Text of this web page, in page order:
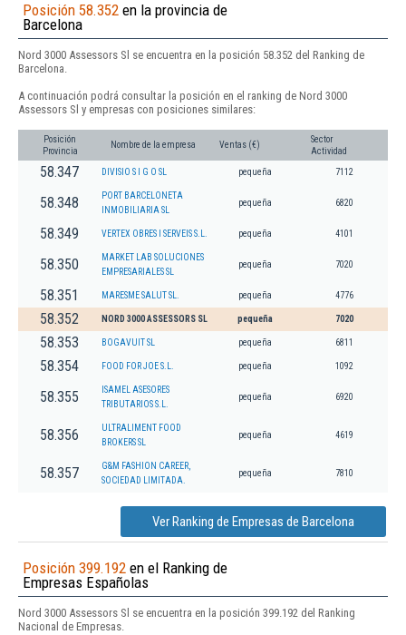
Posición 58.352 en la provincia de
Barcelona
Nord 3000 Assessors Sl se encuentra en la posición 58.352 del Ranking de
Barcelona.
A continuación podrá consultar la posición en el ranking de Nord 3000
Assessors Sl y empresas con posiciones similares:
Posición
Provincia
Nombre de la empresa Ventas (€)
Sector
Actividad
58.347 DIVISIO S I G O SL pequeña 7112
58.348
PORT BARCELONETA
INMOBILIARIA SL
pequeña 6820
58.349 VERTEX OBRES I SERVEIS S.L. pequeña 4101
58.350
MARKET LAB SOLUCIONES
EMPRESARIALES SL
pequeña 7020
58.351 MARESME SALUT SL. pequeña 4776
58.352 NORD 3000 ASSESSORS SL pequeña 7020
58.353 BOGAVUIT SL pequeña 6811
58.354 FOOD FOR JOE S.L. pequeña 1092
58.355
ISAMEL ASESORES
TRIBUTARIOS S.L.
pequeña 6920
58.356
ULTRALIMENT FOOD
BROKERS SL
pequeña 4619
58.357
G&M FASHION CAREER,
SOCIEDAD LIMITADA.
pequeña 7810
Ver Ranking de Empresas de Barcelona
Posición 399.192 en el Ranking de
Empresas Españolas
Nord 3000 Assessors Sl se encuentra en la posición 399.192 del Ranking
Nacional de Empresas.